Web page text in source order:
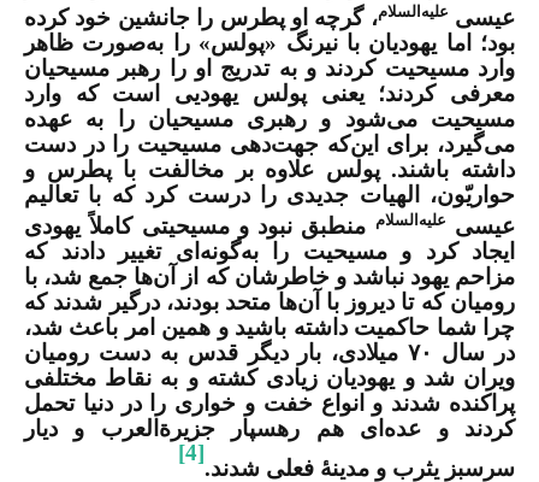
عیسی علیه‌السلام، گرچه او پطرس را جانشین خود کرده
بود؛ اما یهودیان با نیرنگ «پولس» را به‌صورت ظاهر
وارد مسیحیت کردند و به ‌تدریج او را رهبر مسیحیان
معرفی کردند؛ یعنی پولس یهودیی است که وارد
مسیحیت می‌شود و رهبری مسیحیان را به عهده
می‌گیرد، برای این‌که جهت‌دهی مسیحیت را در دست
داشته باشند. پولس علاوه بر مخالفت با پطرس و
حواریّون، الهیات جدیدی را درست کرد که با تعالیم
عیسی علیه‌السلام منطبق نبود و مسیحیتی کاملاً یهودی
ایجاد کرد و مسیحیت را به‌گونه‌ای تغییر دادند که
مزاحم یهود نباشد و خاطرشان که از آن‌ها جمع شد، با
رومیان که تا دیروز با آن‌ها متحد بودند، درگیر شدند که
چرا شما حاکمیت داشته باشید و همین امر باعث شد،
در سال ۷۰ میلادی، بار دیگر قدس به دست رومیان
ویران شد و یهودیان زیادی کشته و به نقاط مختلفی
پراکنده شدند و انواع خفت و خواری را در دنیا تحمل
کردند و عده‌ای هم رهسپار جزیرةالعرب و دیار
سرسبز یثرب و مدینۀ فعلی شدند.
[4]